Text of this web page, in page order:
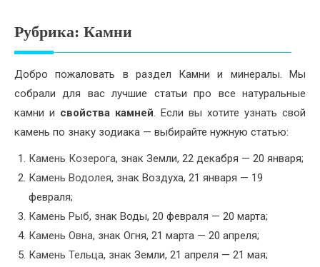
Дети
Дом
Хобби
Недвижимость
Рубрика: Камни
Добро пожаловать в раздел Камни и минералы. Мы
собрали для вас лучшие статьи про все натуральные
камни и свойства камней. Если вы хотите узнать свой
камень по знаку зодиака — выбирайте нужную статью:
Камень Козерога, знак Земли, 22 декабря — 20 января;
Камень Водолея, знак Воздуха, 21 января — 19
февраля;
Камень Рыб, знак Воды, 20 февраля — 20 марта;
Камень Овна, знак Огня, 21 марта — 20 апреля;
Камень Тельца, знак Земли, 21 апреля — 21 мая;